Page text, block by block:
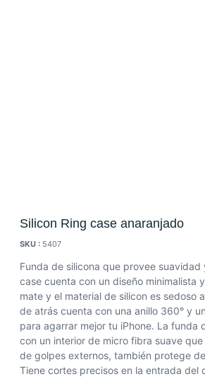
Silicon Ring case anaranjado
SKU : 5407
Funda de silicona que provee suavidad
case cuenta con un diseño minimalista
mate y el material de silicon es sedoso
de atrás cuenta con una anillo 360° y
para agarrar mejor tu iPhone. La funda
con un interior de micro fibra suave
de golpes externos, también protege
Tiene cortes precisos en la entrada del